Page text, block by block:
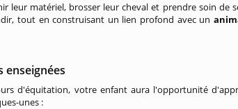
leur matériel, brosser leur cheval et prendre soin de
tout en construisant un lien profond avec un
enseignées
d'équitation, votre enfant aura l'opportunité
unes :